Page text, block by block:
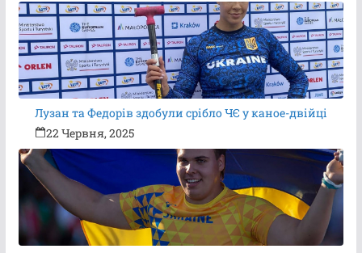
Лузан та Федорів здобули срібло ЧЄ у каное-двійці
22 Червня, 2025